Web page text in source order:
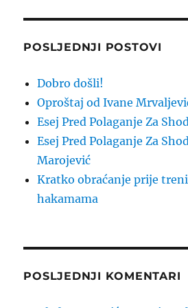
POSLJEDNJI POSTOVI
Dobro došli!
Oproštaj od Ivane
Esej Pred Polaganje Za
Esej Pred Polaganje Za
Marojević
Kratko obraćanje prije
hakamama
POSLJEDNJI KOMENTARI